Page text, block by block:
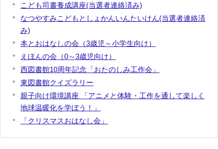
こども司書養成講座(当選者連絡済み)
なつやすみこどもとしょかんいんたいけん(当選者連絡済
み)
本とおはなしの会（3歳児～小学生向け）
えほんの会（0～3歳児向け）
西図書館10周年記念「おたのしみ工作会」
東図書館クイズラリー
親子向け環境講座 「アニメと体験・工作を通して楽しく
地球温暖化を学ぼう！」
「クリスマスおはなし会」